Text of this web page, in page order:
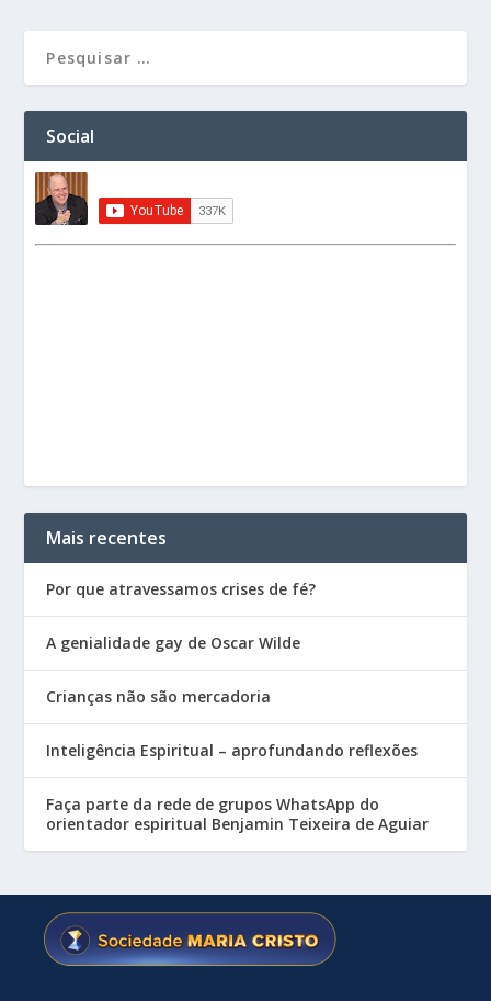
Social
Mais recentes
Por que atravessamos crises de fé?
A genialidade gay de Oscar Wilde
Crianças não são mercadoria
Inteligência Espiritual – aprofundando reflexões
Faça parte da rede de grupos WhatsApp do
orientador espiritual Benjamin Teixeira de Aguiar